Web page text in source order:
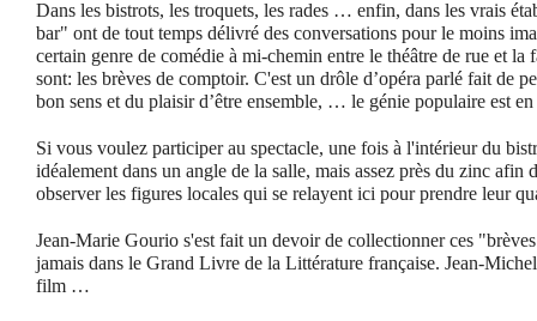
Dans les bistrots, les troquets, les rades … enfin, dans les vrais
bar" ont de tout temps délivré des conversations pour le moins
certain genre de comédie à mi-chemin entre le théâtre de rue et la
sont: les brèves de comptoir. C'est un drôle d’opéra parlé fait de
bon sens et du plaisir d’être ensemble, … le génie populaire est
Si vous voulez participer au spectacle, une fois à l'intérieur du
idéalement dans un angle de la salle, mais assez près du zinc afin
observer les figures locales qui se relayent ici pour prendre leur
Jean-Marie Gourio s'est fait un devoir de collectionner ces
jamais dans le Grand Livre de la Littérature française. Jean-
film …